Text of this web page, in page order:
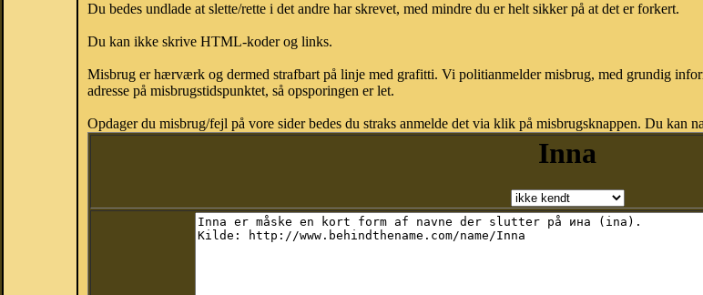
Du bedes undlade at slette/rette i det andre har skrevet, med mindre du er helt sikker på at det er forkert.
Du kan ikke skrive HTML-koder og links.
Misbrug er hærværk og dermed strafbart på linje med grafitti. Vi politianmelder misbrug, med grundig
adresse på misbrugstidspunktet, så opsporingen er let.
Opdager du misbrug/fejl på vore sider bedes du straks anmelde det via klik på misbrugsknappen. Du kan
Inna